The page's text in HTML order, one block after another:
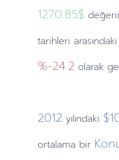
1270.85$
tarihleri arasındaki
%-24.2olarak
2012 yılındaki
ortalama bir